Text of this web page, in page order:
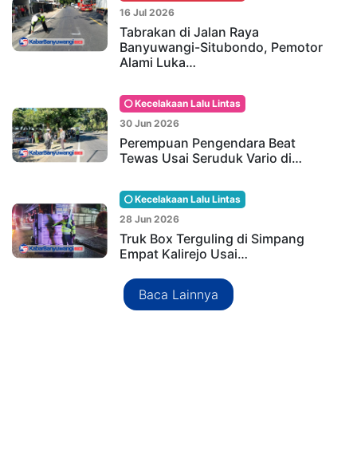
16 Jul 2026
Tabrakan di Jalan Raya
Banyuwangi-Situbondo, Pemotor
Alami Luka…
Kecelakaan Lalu Lintas
30 Jun 2026
Perempuan Pengendara Beat
Tewas Usai Seruduk Vario di…
Kecelakaan Lalu Lintas
28 Jun 2026
Truk Box Terguling di Simpang
Empat Kalirejo Usai…
Baca Lainnya